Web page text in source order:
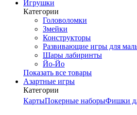
Игрушки
Категории
Головоломки
Змейки
Конструкторы
Развивающие игры для
Шары лабиринты
Йо-Йо
Показать все товары
Азартные игры
Категории
КартыПокерные наборыФишки